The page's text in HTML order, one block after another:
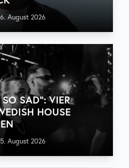
August 2026
SAD“: VIER
HOUSE
August 2026